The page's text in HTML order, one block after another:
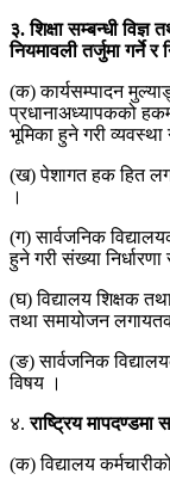
३. शिक्षा सम्बन्धी
नियमावली तर्जुमा गर्ने
(क) कार्यसम्पादन
प्रधानाअध्यापकको
भूमिका हुने गरी व्यवस्था
(ख) पेशागत हक हित
।
(ग) सार्वजनिक
हुने गरी संख्या निर्धारणा
(घ) विद्यालय शिक्षक
तथा समायोजन
(ङ) सार्वजनिक
विषय ।
४.राष्ट्रिय मापदण्डमा
(क) विद्यालय